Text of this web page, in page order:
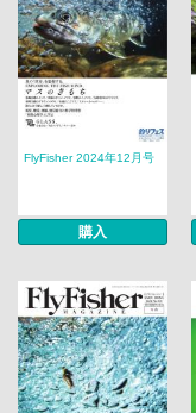
FlyFisher 2024年12月号
購入